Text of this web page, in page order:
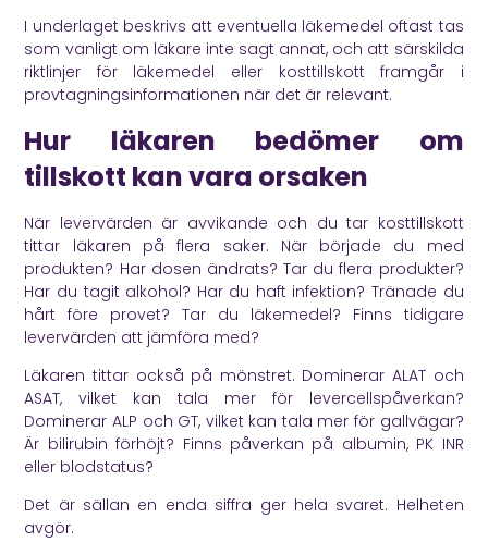
I underlaget beskrivs att eventuella läkemedel oftast tas
som vanligt om läkare inte sagt annat, och att särskilda
riktlinjer för läkemedel eller kosttillskott framgår i
provtagningsinformationen när det är relevant.
Hur läkaren bedömer om
tillskott kan vara orsaken
När levervärden är avvikande och du tar kosttillskott
tittar läkaren på flera saker. När började du med
produkten? Har dosen ändrats? Tar du flera produkter?
Har du tagit alkohol? Har du haft infektion? Tränade du
hårt före provet? Tar du läkemedel? Finns tidigare
levervärden att jämföra med?
Läkaren tittar också på mönstret. Dominerar ALAT och
ASAT, vilket kan tala mer för levercellspåverkan?
Dominerar ALP och GT, vilket kan tala mer för gallvägar?
Är bilirubin förhöjt? Finns påverkan på albumin, PK INR
eller blodstatus?
Det är sällan en enda siffra ger hela svaret. Helheten
avgör.